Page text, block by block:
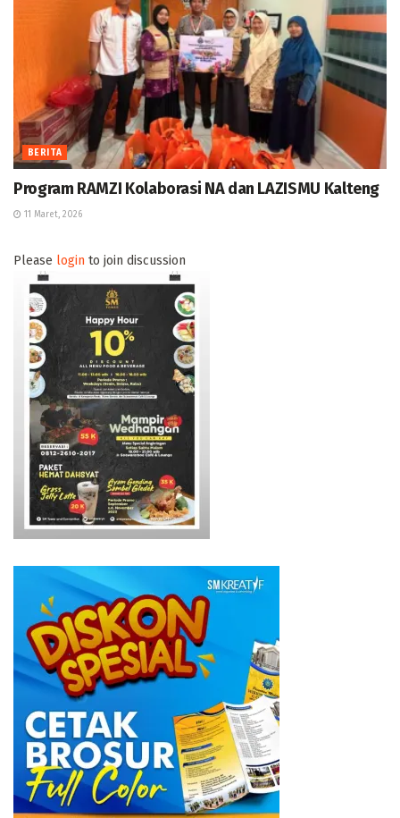
BERITA
Program RAMZI Kolaborasi NA dan LAZISMU Kalteng
11 Maret, 2026
Please login to join discussion